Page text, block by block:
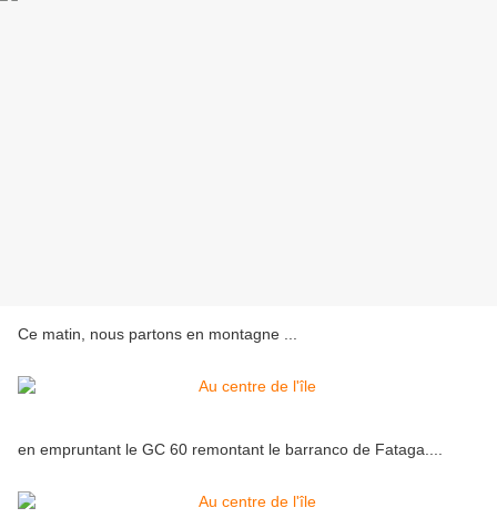
Ce matin, nous partons en montagne ...
en empruntant le GC 60 remontant le barranco de Fataga....